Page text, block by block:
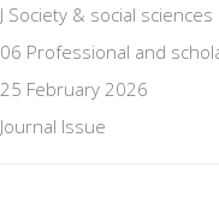
J Society & social sciences
06 Professional and
25 February 2026
Journal Issue